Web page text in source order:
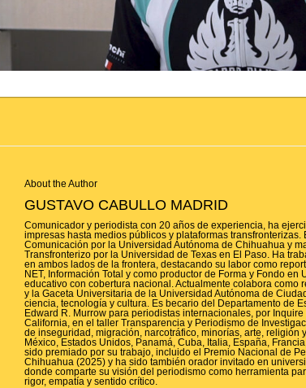
About the Author
GUSTAVO CABULLO MADRID
Comunicador y periodista con 20 años de experiencia, ha
impresas hasta medios públicos y plataformas
Comunicación por la Universidad Autónoma de Chihuahua y
Transfronterizo por la Universidad de Texas en El Paso. Ha
en ambos lados de la frontera, destacando su labor como
NET, Información Total y como productor de Forma y Fondo en
educativo con cobertura nacional. Actualmente colabora como
y la Gaceta Universitaria de la Universidad Autónoma de
ciencia, tecnología y cultura. Es becario del Departamento de
Edward R. Murrow para periodistas internacionales, por
California, en el taller Transparencia y Periodismo de
de inseguridad, migración, narcotráfico, minorías, arte, religión
México, Estados Unidos, Panamá, Cuba, Italia, España,
sido premiado por su trabajo, incluido el Premio Nacional de
Chihuahua (2025) y ha sido también orador invitado en
donde comparte su visión del periodismo como herramienta
rigor, empatía y sentido crítico.